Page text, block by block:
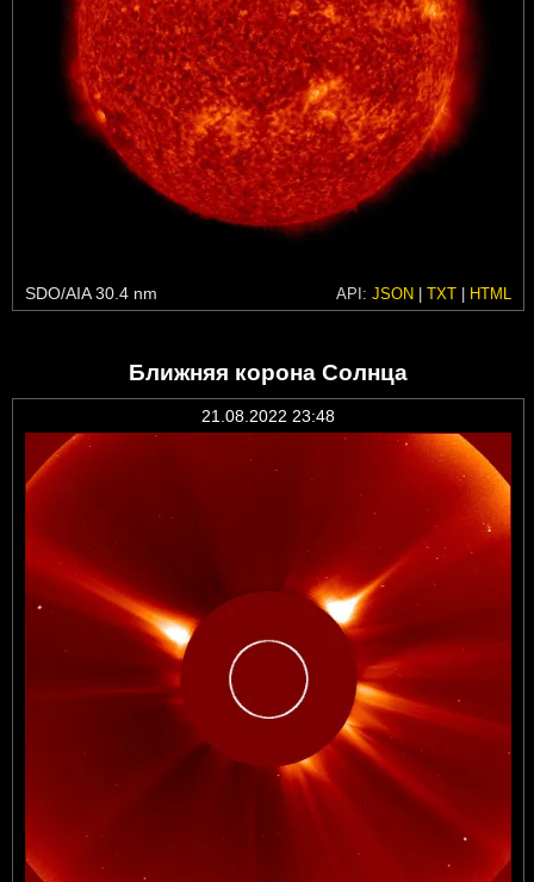
SDO/AIA 30.4 nm API: JSON | TXT | HTML
Ближняя корона Солнца
21.08.2022 23:48